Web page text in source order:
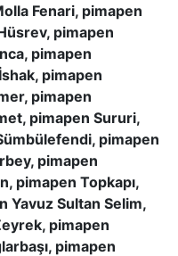
Fenari, pimapen
pimapen
pimapen
pimapen
pimapen
pimapen Sururi,
pimapen
pimapen
pimapen Topkapı,
Yavuz Sultan Selim,
pimapen
pimapen